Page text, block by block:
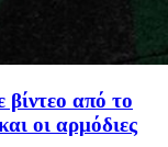
από το
οι αρμόδιες